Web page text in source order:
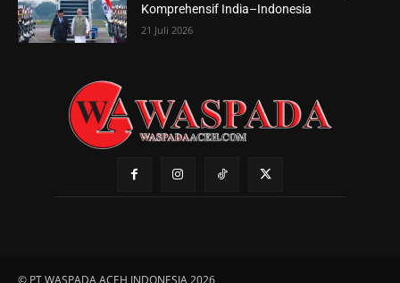
Komprehensif India–Indonesia
21 Juli 2026